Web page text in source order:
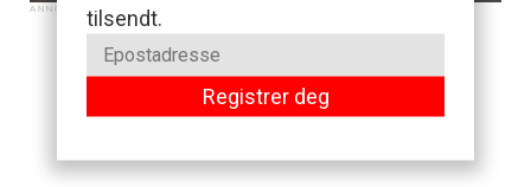
tilsendt.
Registrer deg